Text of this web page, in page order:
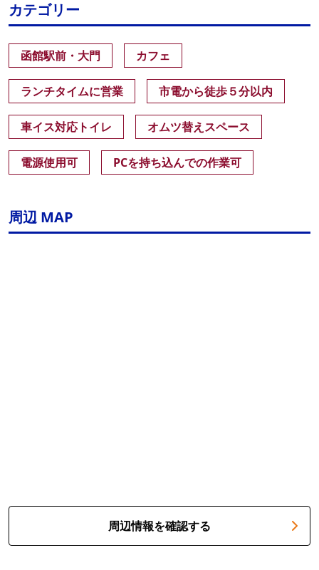
カテゴリー
函館駅前・大門 カフェ
ランチタイムに営業 市電から徒歩５分以内
車イス対応トイレ オムツ替えスペース
電源使用可 PCを持ち込んでの作業可
周辺 MAP
周辺情報を確認する